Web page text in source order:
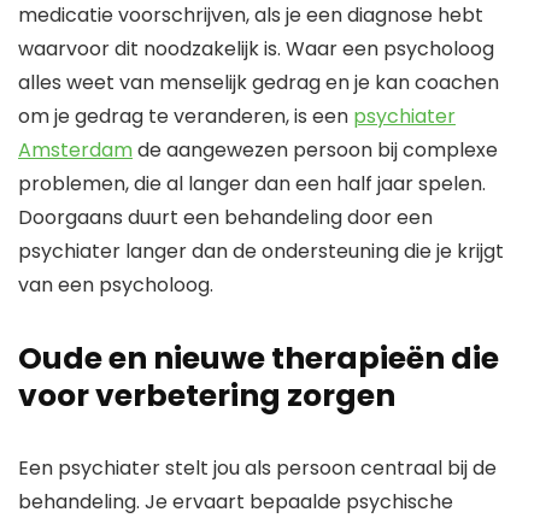
medicatie voorschrijven, als je een diagnose hebt
waarvoor dit noodzakelijk is. Waar een psycholoog
alles weet van menselijk gedrag en je kan coachen
om je gedrag te veranderen, is een psychiater
Amsterdamde aangewezen persoon bij complexe
problemen, die al langer dan een half jaar spelen.
Doorgaans duurt een behandeling door een
psychiater langer dan de ondersteuning die je krijgt
van een psycholoog.
Oude en nieuwe therapieën die
voor verbetering zorgen
Een psychiater stelt jou als persoon centraal bij de
behandeling. Je ervaart bepaalde psychische